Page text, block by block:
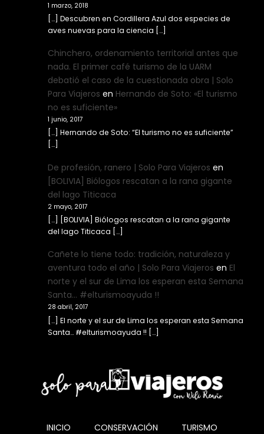
1 marzo, 2018
[…] Descubren en Cordillera Azul dos especies de
aves nuevas para la ciencia […]
Chinchero, ordenamiento territorial antes que
nada. El primer café turismo de la UARM
debatió el caso de la cuestionada obra | Solo
Para Viajeros en Hernando de Soto: «El turismo
no es suficiente»
1 junio, 2017
[…] Hernando de Soto: “El turismo no es suficiente”
[…]
De profesión, ranero | Solo Para Viajeros en
[BOLIVIA] Biólogos rescatan a la rana gigante
del lago Titicaca
2 mayo, 2017
[…] [BOLIVIA] Biólogos rescatan a la rana gigante
del lago Titicaca […]
Cañete lo tiene todo: tradición, naturaleza y
aventura todo el año | Solo Para Viajeros en El
norte y el sur de Lima los esperan esta Semana
Santa… #elturismoayuda !!
28 abril, 2017
[…] El norte y el sur de Lima los esperan esta Semana
Santa… #elturismoayuda !! […]
INICIO CONSERVACIÓN TURISMO